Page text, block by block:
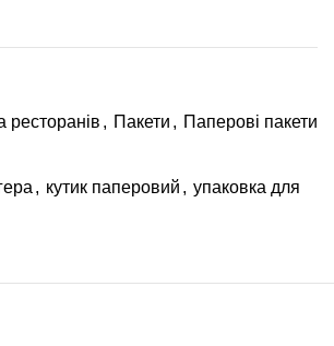
ресторанів , Пакети , Паперові пакети
, кутик паперовий , упаковка для